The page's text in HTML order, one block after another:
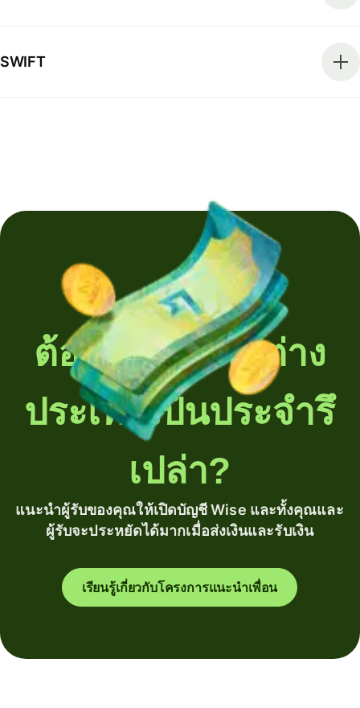
SWIFT
ต้องโอนเงินไปต่าง
ประเทศเป็นประจำรึ
เปล่า?
แนะนำผู้รับของคุณให้เปิดบัญชี Wise และทั้งคุณและ
ผู้รับจะประหยัดได้มากเมื่อส่งเงินและรับเงิน
เรียนรู้เกี่ยวกับโครงการแนะนำเพื่อน